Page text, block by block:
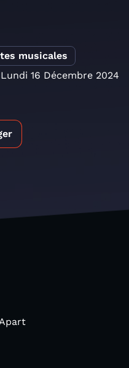
musicales
Lundi 16 Décembre 2024